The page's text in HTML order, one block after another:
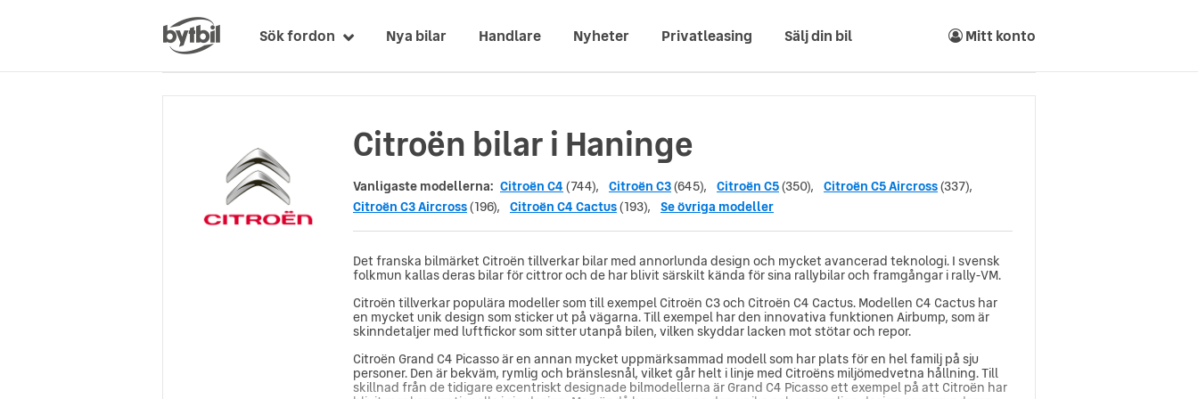
Sök fordon Nya bilar Handlare Nyheter Privatleasing Sälj din bil Mitt konto
Citroën bilar i Haninge
Vanligaste modellerna: Citroën C4 (744), Citroën C3(645), Citroën C5(350), Citroën C5 Aircross(337),
Citroën C3 Aircross(196), Citroën C4 Cactus(193), Se övriga modeller
Det franska bilmärket Citroën tillverkar bilar med annorlunda design och mycket avancerad teknologi. I svensk
folkmun kallas deras bilar för cittror och de har blivit särskilt kända för sina rallybilar och framgångar i rally-VM.
Citroën tillverkar populära modeller som till exempel Citroën C3 och Citroën C4 Cactus. Modellen C4 Cactus har
en mycket unik design som sticker ut på vägarna. Till exempel har den innovativa funktionen Airbump, som är
skinndetaljer med luftfickor som sitter utanpå bilen, vilken skyddar lacken mot stötar och repor.
Citroën Grand C4 Picasso är en annan mycket uppmärksammad modell som har plats för en hel familj på sju
personer. Den är bekväm, rymlig och bränslesnål, vilket går helt i linje med Citroëns miljömedvetna hållning. Till
skillnad från de tidigare excentriskt designade bilmodellerna är Grand C4 Picasso ett exempel på att Citroën har